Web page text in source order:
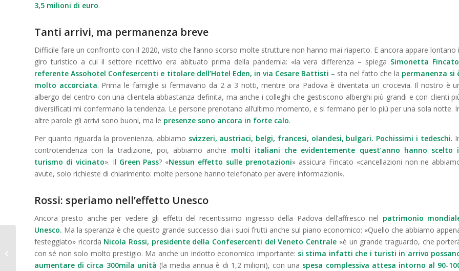
3,5 milioni di euro.
Tanti arrivi, ma permanenza breve
Difficile fare un confronto con il 2020, visto che l’anno scorso molte strutture non hanno mai riaperto. E ancora appare lontano
giro turistico a cui il settore ricettivo era abituato prima della pandemia: «la vera differenza – spiega Simonetta
referente Assohotel Confesercenti e titolare dell’Hotel Eden, in via Cesare Battisti – sta nel fatto che la permanenza si
molto accorciata. Prima le famiglie si fermavano da 2 a 3 notti, mentre ora Padova è diventata un crocevia. Il nostro è
albergo del centro con una clientela abbastanza definita, ma anche i colleghi che gestiscono alberghi più grandi e con clienti
diversificati mi confermano la tendenza. Le persone prenotano all’ultimo momento, e si fermano per lo più per una sola notte.
altre parole gli arrivi sono buoni, ma le presenze sono ancora in forte calo.
Per quanto riguarda la provenienza, abbiamo svizzeri, austriaci, belgi, francesi, olandesi, bulgari. Pochissimi i tedeschi.
controtendenza con la tradizione, poi, abbiamo anche molti italiani che evidentemente quest’anno hanno scelto
turismo di vicinato». Il Green Pass? «Nessun effetto sulle prenotazioni» assicura Fincato «cancellazioni non ne
avute, solo richieste di chiarimento: molte persone hanno telefonato per avere informazioni».
Rossi: speriamo nell’effetto Unesco
Ancora presto anche per vedere gli effetti del recentissimo ingresso della Padova dell’affresco nel patrimonio
Unesco. Ma la speranza è che questo grande successo dia i suoi frutti anche sul piano economico: «Quello che abbiamo
festeggiato» ricorda Nicola Rossi, presidente della Confesercenti del Veneto Centrale «è un grande traguardo, che
con sé non solo molto prestigio. Ma anche un indotto economico importante: si stima infatti che i turisti in arrivo
aumentare di circa 300mila unità (la media annua è di 1,2 milioni), con una spesa complessiva attesa intorno al 90-
Prorogata fino al 30
settembre la copertura
covid Hygeia